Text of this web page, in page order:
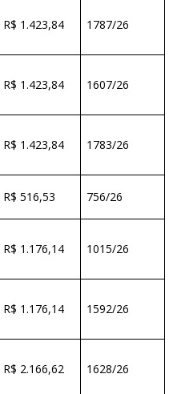
R$ 1.423,84 1787/26
R$ 1.423,84 1607/26
R$ 1.423,84 1783/26
R$ 516,53 756/26
R$ 1.176,14 1015/26
R$ 1.176,14 1592/26
R$ 2.166,62 1628/26